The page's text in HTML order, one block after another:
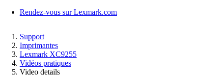
Rendez-vous sur Lexmark.com
Support
Imprimantes
Lexmark XC9255
Vidéos pratiques
Video details